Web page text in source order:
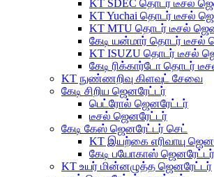
KT SDEC தொடர் டீசல்
KT Yuchai தொடர் டீசல்
KT MTU தொடர் டீசல்
கேடி யன்மார் தொடர் டீசல்
KT ISUZU தொடர் டீசல்
கேடி ரிக்கார்டோ தொடர்
KT நுண்ணறிவு கிளவுட் சேவை
கேடி சிறிய ஜெனரேட்டர்
பெட்ரோல் ஜெனரேட்டர்
டீசல் ஜெனரேட்டர்
கேடி கேஸ் ஜெனரேட்டர் செட்
KT இயற்கை எரிவாயு
கேடி பயோகாஸ்
KT உயர் மின்னழுத்த ஜெனரேட்டர்